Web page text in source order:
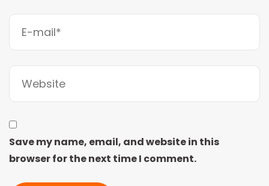
Save my name, email, and website in this
browser for the next time I comment.